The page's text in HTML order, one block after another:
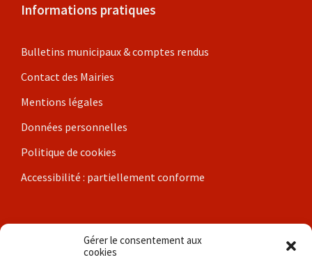
Gérer le consentement aux
cookies
Informations pratiques
Bulletins municipaux & comptes rendus
Contact des Mairies
Mentions légales
Données personnelles
Politique de cookies
Accessibilité : partiellement conforme
Nos communes